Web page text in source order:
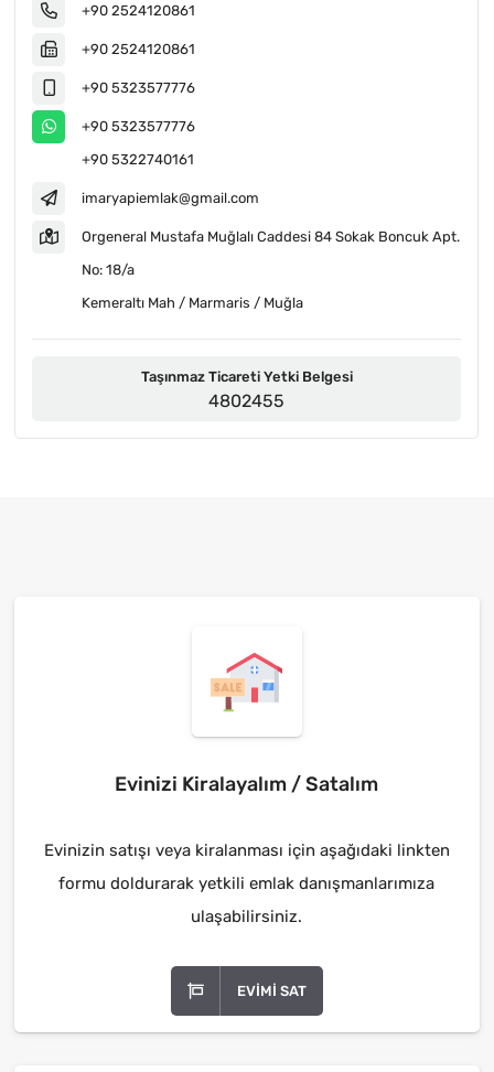
+90 2524120861
+90 2524120861
+90 5323577776
+90 5323577776
+90 5322740161
imaryapiemlak@gmail.com
Orgeneral Mustafa Muğlalı Caddesi 84 Sokak Boncuk Apt.
No: 18/a
Kemeraltı Mah / Marmaris / Muğla
Taşınmaz Ticareti Yetki Belgesi
4802455
Evinizi Kiralayalım / Satalım
Evinizin satışı veya kiralanması için aşağıdaki linkten
formu doldurarak yetkili emlak danışmanlarımıza
ulaşabilirsiniz.
EVIMI SAT